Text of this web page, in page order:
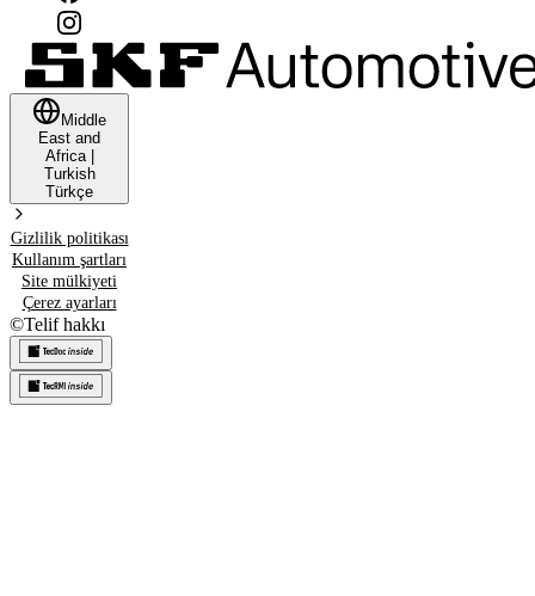
Middle
East and
Africa|
Turkish
Türkçe
Gizlilik politikası
Kullanım şartları
Site mülkiyeti
Çerez ayarları
©Telif hakkı